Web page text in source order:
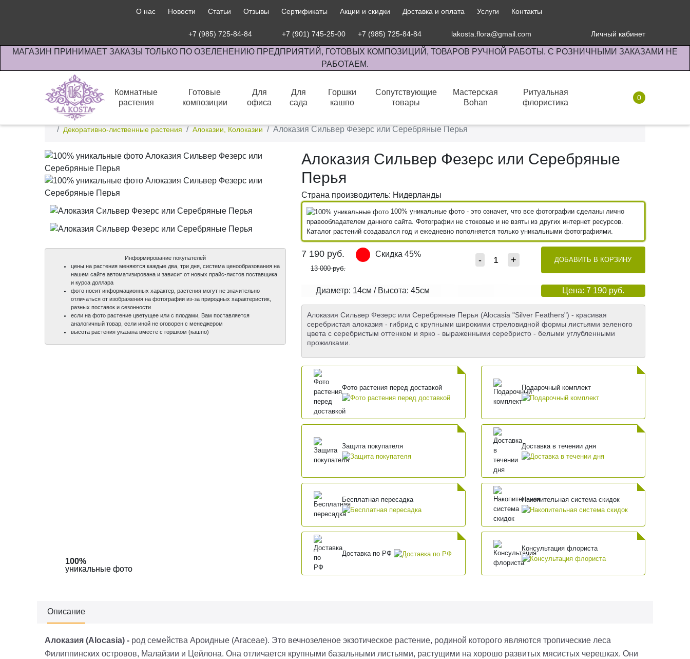
О нас Новости Статьи Отзывы Сертификаты Акции и скидки Доставка и оплата Услуги Контакты
+7 (985) 725-84-84 +7 (901) 745-25-00 +7 (985) 725-84-84 lakosta.flora@gmail.com Личный кабинет
МАГАЗИН ПРИНИМАЕТ ЗАКАЗЫ ТОЛЬКО ПО ОЗЕЛЕНЕНИЮ ПРЕДПРИЯТИЙ, ГОТОВЫХ КОМПОЗИЦИЙ, ТОВАРОВ РУЧНОЙ РАБОТЫ. С РОЗНИЧНЫМИ ЗАКАЗАМИ НЕ
РАБОТАЕМ.
Комнатные
растения
Готовые
композиции
Для
офиса
Для
сада
Горшки
кашпо
Сопутствующие
товары
Мастерская
Bohan
Ритуальная
флористика
0
Интернет-магазин по озеленению предприятии офисов комнатными растениями, продажа изделий ручной работы.
Декоративно-лиственные растения
Алоказии, Колоказии Алоказия Сильвер Фезерс или Серебряные Перья
100%
уникальные фото
100%
уникальные фото
Информирование покупателей
цены на растения меняются каждые два, три дня, система ценообразования на
нашем сайте автоматизирована и зависит от новых прайс-листов поставщика
и курса доллара
фото носит информационных характер, растения могут не значительно
отличаться от изображения на фотографии из-за природных характеристик,
разных поставок и сезонности
если на фото растение цветущее или с плодами, Вам поставляется
аналогичный товар, если иной не оговорен с менеджером
высота растения указана вместе с горшком (кашпо)
Алоказия Сильвер Фезерс или Серебряные
Перья
Страна производитель: Нидерланды
100% уникальные фото - это означет, что все фотографии сделаны лично
правообладателем данного сайта. Фотографии не стоковые и не взяты из других интернет ресурсов.
Каталог растений создавался год и ежедневно пополняется только уникальными фотографиями.
7 190 руб. Скидка 45%
13 000 руб.
- + ДОБАВИТЬ В КОРЗИНУ
Диаметр: 14см / Высота: 45см Цена: 7 190 руб.
Алоказия Сильвер Фезерс или Серебряные Перья (Alocasia "Silver Feathers") - красивая
серебристая алоказия - гибрид с крупными широкими стреловидной формы листьями зеленого
цвета с серебристым оттенком и ярко - выраженными серебристо - белыми углубленными
прожилками.
Фото растения перед доставкой Подарочный комплект
Защита покупателя Доставка в течении дня
Бесплатная пересадка Накопительная система скидок
Доставка по РФ
Консультация флориста
Описание
Алоказия (Alocasia) - род семейства Ароидные (Araceae). Это вечнозеленое экзотическое растение, родиной которого являются тропические леса
Филиппинских островов, Малайзии и Цейлона. Она отличается крупными базальными листьями, растущими на хорошо развитых мясистых черешках. Они